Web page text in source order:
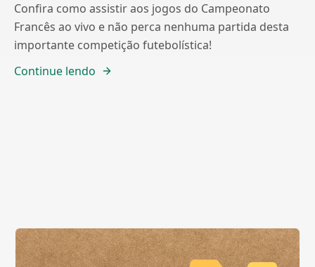
Confira como assistir aos jogos do Campeonato
Francês ao vivo e não perca nenhuma partida desta
importante competição futebolística!
Continue lendo